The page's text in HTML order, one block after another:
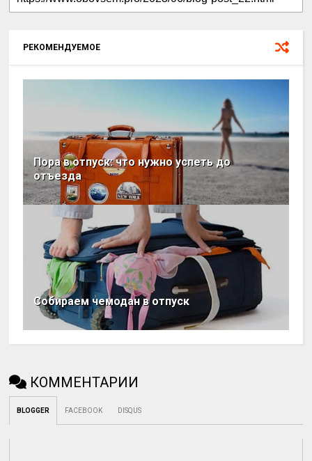
РЕКОМЕНДУЕМОЕ
Пора в отпуск: что нужно успеть до
отъезда
Собираем чемодан в отпуск
КОММЕНТАРИИ
BLOGGER FACEBOOK DISQUS